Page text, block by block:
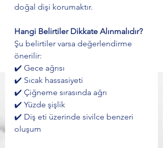
doğal dişi korumaktır.
Hangi Belirtiler Dikkate Alınmalıdır?
Şu belirtiler varsa değerlendirme
önerilir:
✔️ Gece ağrısı
✔️ Sıcak hassasiyeti
✔️ Çiğneme sırasında ağrı
✔️ Yüzde şişlik
✔️ Diş eti üzerinde sivilce benzeri
oluşum